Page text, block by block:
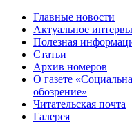
Главные новости
Актуальное
Полезная
Статьи
Архив номеров
О газете
обозрение»
Читательская почта
Галерея